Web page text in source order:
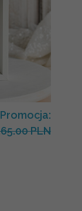
Promocja:
PLN